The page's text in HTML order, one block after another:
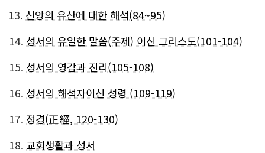
13. 신앙의 유산에 대한 해석(84~95)
14. 성서의 유일한 말씀(주제) 이신 그리스도(101-104)
15. 성서의 영감과 진리(105-108)
16. 성서의 해석자이신 성령 (109-119)
17. 정경(正經, 120-130)
18. 교회생활과 성서